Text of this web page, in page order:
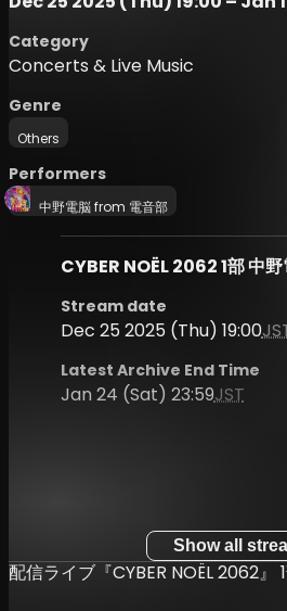
Category
Concerts & Live Music
Genre
Others
Performers
中野電脳 from 電音部
CYBER NOËL 2062 1部 中
Stream date
Dec 25 2025 (Thu) 19:00
Latest Archive End Time
Jan 24 (Sat) 23:59JST
Show all
配信ライブ『CYBER NOËL 2062』